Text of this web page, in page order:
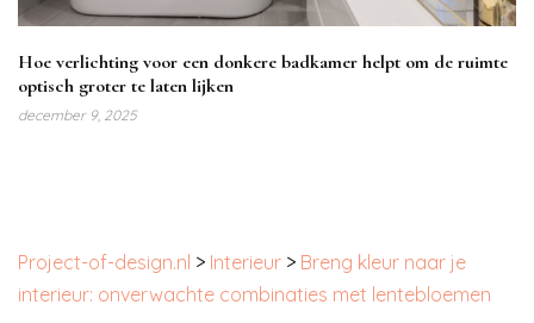
Hoe verlichting voor een donkere badkamer helpt om de ruimte
optisch groter te laten lijken
december 9, 2025
Project-of-design.nl > Interieur > Breng kleur naar je
interieur: onverwachte combinaties met lentebloemen